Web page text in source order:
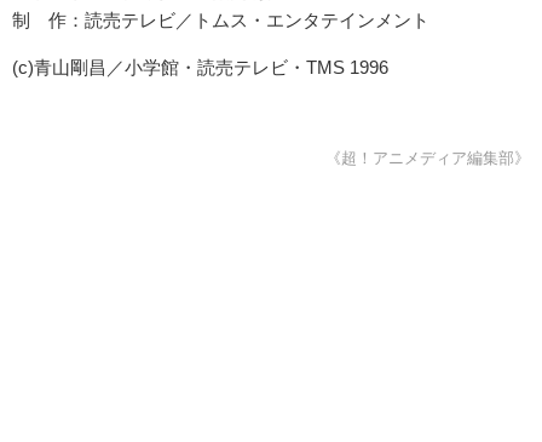
制 作：読売テレビ／トムス・エンタテインメント
(c)青山剛昌／小学館・読売テレビ・TMS 1996
《超！アニメディア編集部》